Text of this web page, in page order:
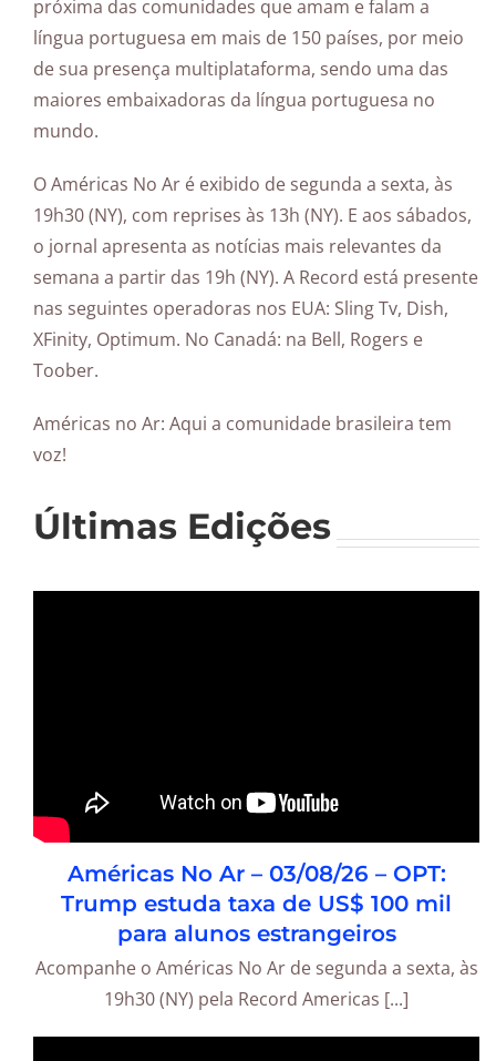
próxima das comunidades que amam e falam a
língua portuguesa em mais de 150 países, por meio
de sua presença multiplataforma, sendo uma das
maiores embaixadoras da língua portuguesa no
mundo.
O Américas No Ar é exibido de segunda a sexta, às
19h30 (NY), com reprises às 13h (NY). E aos sábados,
o jornal apresenta as notícias mais relevantes da
semana a partir das 19h (NY). A Record está presente
nas seguintes operadoras nos EUA: Sling Tv, Dish,
XFinity, Optimum. No Canadá: na Bell, Rogers e
Toober.
Américas no Ar: Aqui a comunidade brasileira tem
voz!
Últimas Edições
Américas No Ar – 03/08/26 – OPT:
Trump estuda taxa de US$ 100 mil
para alunos estrangeiros
Acompanhe o Américas No Ar de segunda a sexta, às
19h30 (NY) pela Record Americas [...]